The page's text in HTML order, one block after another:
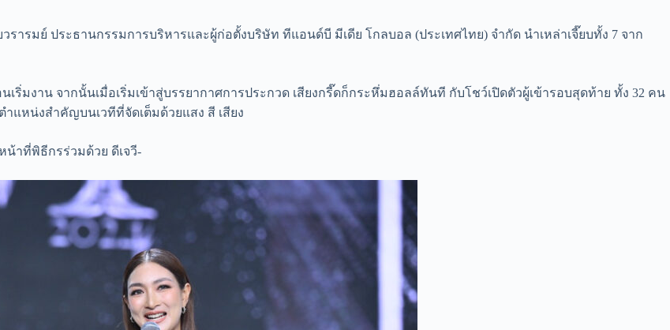
รมย์ ประธานกรรมการบริหารและผู้ก่อตั้งบริษัท ทีแอนด์บี มีเดีย โกลบอล (ประเทศไทย) จำกัด นำเหล่าเจี๊ยบทั้ง 7 จาก
เริ่มงาน จากนั้นเมื่อเริ่มเข้าสู่บรรยากาศการประกวด เสียงกรี๊ดก็กระหึ่มฮอลล์ทันที กับโชว์เปิดตัวผู้เข้ารอบสุดท้าย ทั้ง 32 คน
แหน่งสำคัญบนเวทีที่จัดเต็มด้วยแสง สี เสียง
น้าที่พิธีกรร่วมด้วย ดีเจวี-